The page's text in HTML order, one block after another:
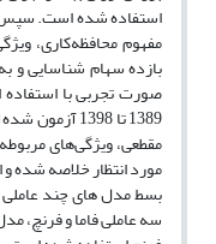
استفاده شده است.
مفهوم محافظه‌کاری،
بازده سهام شناسایی و
صورت تجربی با استفاده
1389 تا
مقطعی، ویژگی‌های
بسط مدل های چند عاملی
سه عاملی فاما و فرنچ،